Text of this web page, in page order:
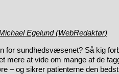
Egelund (WebRedaktør)
for sundhedsvæsenet? Så kig
mere at vide om mange af de
– og sikrer patienterne den